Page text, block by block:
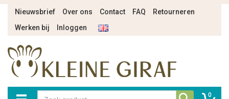
Nieuwsbrief Over ons Contact FAQ
Retourneren
Werken bij
Inloggen
0